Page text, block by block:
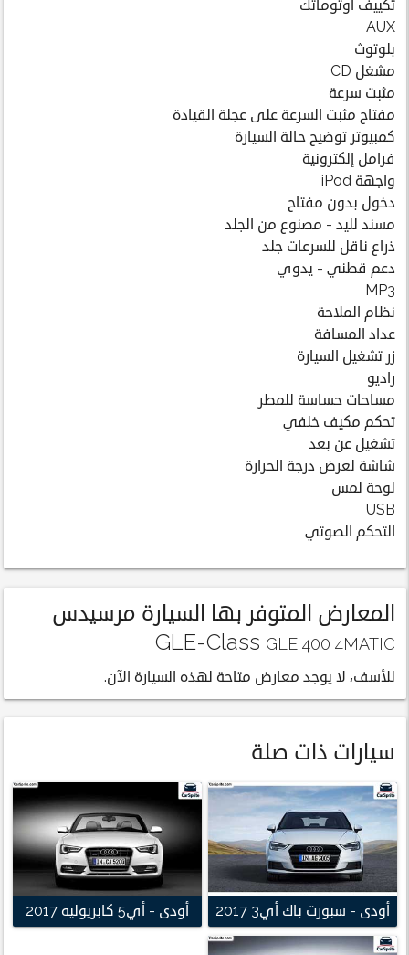
تكييف أوتوماتك
AUX
بلوتوث
مشغل CD
مثبت سرعة
مفتاح مثبت السرعة على عجلة القيادة
كمبيوتر توضيح حالة السيارة
فرامل إلكترونية
واجهة iPod
دخول بدون مفتاح
مسند لليد - مصنوع من الجلد
ذراع ناقل للسرعات جلد
دعم قطني - يدوي
MP3
نظام الملاحة
عداد المسافة
زر تشغيل السيارة
راديو
مساحات حساسة للمطر
تحكم مكيف خلفي
تشغيل عن بعد
شاشة لعرض درجة الحرارة
لوحة لمس
USB
التحكم الصوتي
المعارض المتوفر بها السيارة مرسيدس
GLE-Class GLE 400 4MATIC
للأسف، لا يوجد معارض متاحة لهذه السيارة الآن.
سيارات ذات صلة
أودى - سبورت باك أي3 2017 أودى - أي5 كابريوليه 2017